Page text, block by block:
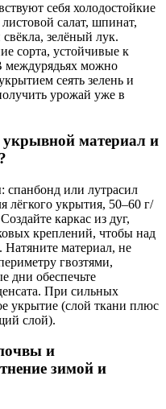
себя холодостойкие
салат, шпинат,
зелёный лук.
сорта, устойчивые к
междурядьях можно
сеять зелень и
урожай уже в
материал и
или лутрасил
лёгкого укрытия, 50–60 г/
каркас из дуг,
креплений, чтобы над
материал, не
гвозтями,
дни обеспечьте
При сильных
укрытие (слой ткани плюс
слой).
и
зимой и